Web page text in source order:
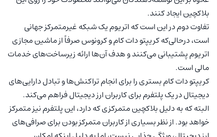
بلاکچین ایجاد کنند.
تفاوت دوم در این است که اتریوم یک شبکه غیرمتمرکز جهانی
است، درحالی‌که کریپتو دات کام و کرونوس صرفاً از ماشین مجازی
اتریوم پشتیبانی می‌کنند و هدف آن‌ها ارائه زیرساخت‌های خدمات
مالی است.
کریپتو دات کام بستری را برای انجام تراکنش‌ها و تبادل دارایی‌های
دیجیتال در یک پلتفرم برای کاربران ارز دیجیتال فراهم می‌کند.
البته که به دلیل بلاکچین متمرکزی که دارد، این پلتفرم نیز متمرکز
خواهد بود. از نظر بسیاری از کاربران متمرکز بودن برای صرافی‌های